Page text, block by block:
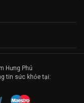
Hưng Phú
tin sức khỏe tại: